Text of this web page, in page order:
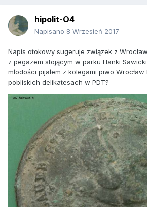
hipolit-O4
Napisano 8 Wrzesień 2017
Napis otokowy sugeruje związek z
z pegazem stojącym w parku Hanki
młodości pijałem z kolegami piwo
pobliskich delikatesach w PDT?